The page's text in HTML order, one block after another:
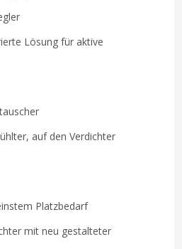
Lösung für aktive
auf den Verdichter
Platzbedarf
mit neu gestalteter